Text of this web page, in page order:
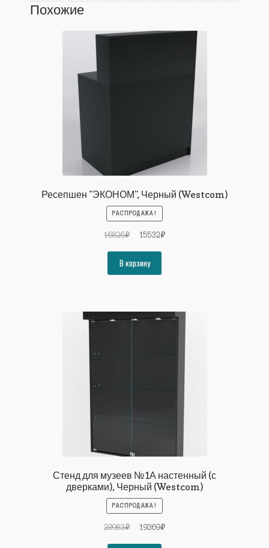
Похожие
Ресепшен "ЭКОНОМ", Черный (Westcom)
РАСПРОДАЖА!
16826₽
Первоначальная
составляла
16826₽.
15532₽Текущая
В корзину
Стенд для музеев №1А настенный (с
дверками), Черный (Westcom)
РАСПРОДАЖА!
20983₽
Первоначальная
19369₽Текущая